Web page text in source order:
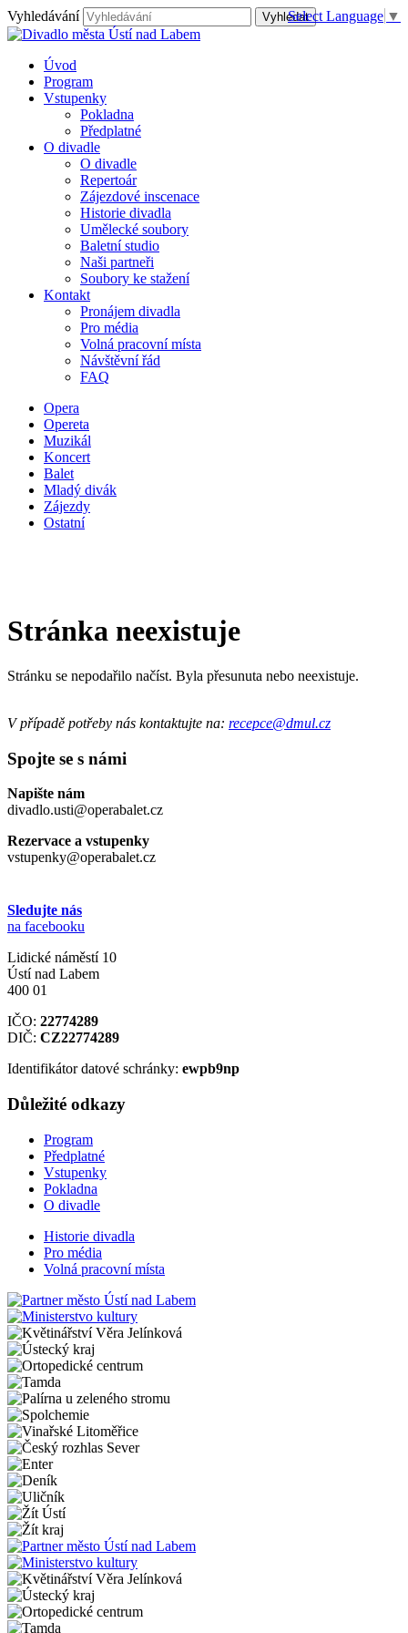
Vyhledávání
Úvod
Program
Vstupenky
Pokladna
Předplatné
O divadle
O divadle
Repertoár
Zájezdové inscenace
Historie divadla
Umělecké soubory
Baletní studio
Naši partneři
Soubory ke stažení
Kontakt
Pronájem divadla
Pro média
Volná pracovní místa
Návštěvní řád
FAQ
Select Language ▼
Opera
Opereta
Muzikál
Koncert
Balet
Mladý divák
Zájezdy
Ostatní
Stránka neexistuje
Stránku se nepodařilo načíst. Byla přesunuta nebo neexistuje.
V případě potřeby nás kontaktujte na: recepce@dmul.cz
Spojte se s námi
Napište nám
divadlo.usti@operabalet.cz
Rezervace a vstupenky
vstupenky@operabalet.cz
Sledujte nás
na facebooku
Lidické náměstí 10
Ústí nad Labem
400 01
IČO: 22774289
DIČ: CZ22774289
Identifikátor datové schránky: ewpb9np
Důležité odkazy
Program
Předplatné
Vstupenky
Pokladna
O divadle
Historie divadla
Pro média
Volná pracovní místa